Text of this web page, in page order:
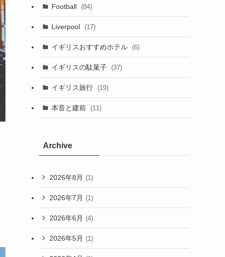
Football (84)
Liverpool (17)
イギリスおすすめホテル (6)
イギリスの駄菓子 (37)
イギリス旅行 (19)
本音と建前 (11)
Archive
2026年8月 (1)
2026年7月 (1)
2026年6月 (4)
2026年5月 (1)